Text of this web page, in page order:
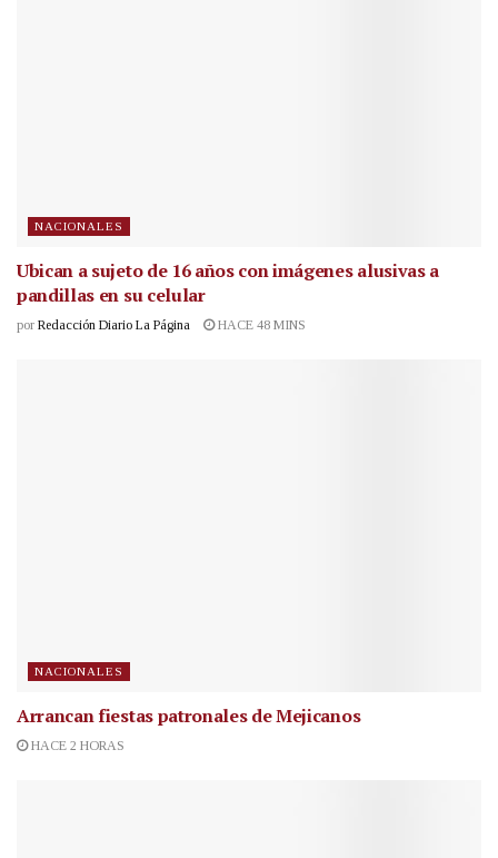
NACIONALES
Ubican a sujeto de 16 años con imágenes alusivas a
pandillas en su celular
por Redacción Diario La Página HACE 48 MINS
NACIONALES
Arrancan fiestas patronales de Mejicanos
HACE 2 HORAS